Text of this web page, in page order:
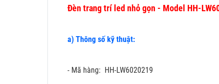
Đèn trang trí led nhỏ gọn - Model HH-
a) Thông số kỹ thuật:
- Mã hàng: HH-LW6020219